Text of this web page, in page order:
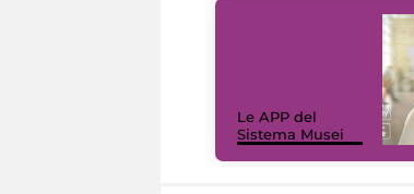
Le APP del
Sistema Musei